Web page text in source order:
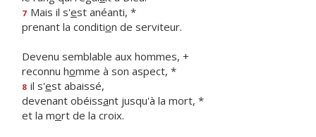
7 Mais il s'est anéanti, *
prenant la condition de serviteur.
Devenu semblable aux hommes, +
reconnu homme à son aspect, *
8 il s'est abaissé,
devenant obéissant jusqu'à la mort, *
et la mort de la croix.